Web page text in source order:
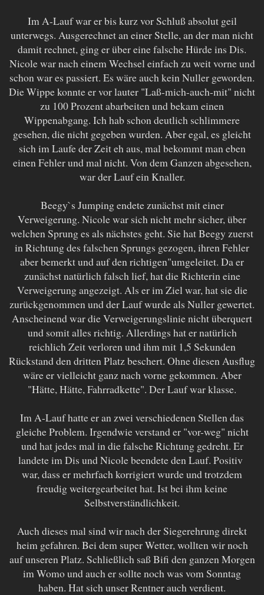
Im A-Lauf war er bis kurz vor Schluß absolut geil
unterwegs. Ausgerechnet an einer Stelle, an der man nicht
damit rechnet, ging er über eine falsche Hürde ins Dis.
Nicole war nach einem Wechsel einfach zu weit vorne und
schon war es passiert. Es wäre auch kein Nuller geworden.
Die Wippe konnte er vor lauter "Laß-mich-auch-mit" nicht
zu 100 Prozent abarbeiten und bekam einen
Wippenabgang. Ich hab schon deutlich schlimmere
gesehen, die nicht gegeben wurden. Aber egal, es gleicht
sich im Laufe der Zeit eh aus, mal bekommt man eben
einen Fehler und mal nicht. Von dem Ganzen abgesehen,
war der Lauf ein Knaller.
Beegy`s Jumping endete zunächst mit einer
Verweigerung. Nicole war sich nicht mehr sicher, über
welchen Sprung es als nächstes geht. Sie hat Beegy zuerst
in Richtung des falschen Sprungs gezogen, ihren Fehler
aber bemerkt und auf den richtigen"umgeleitet. Da er
zunächst natürlich falsch lief, hat die Richterin eine
Verweigerung angezeigt. Als er im Ziel war, hat sie die
zurückgenommen und der Lauf wurde als Nuller gewertet.
Anscheinend war die Verweigerungslinie nicht überquert
und somit alles richtig. Allerdings hat er natürlich
reichlich Zeit verloren und ihm mit 1,5 Sekunden
Rückstand den dritten Platz beschert. Ohne diesen Ausflug
wäre er vielleicht ganz nach vorne gekommen. Aber
"Hätte, Hätte, Fahrradkette". Der Lauf war klasse.
Im A-Lauf hatte er an zwei verschiedenen Stellen das
gleiche Problem. Irgendwie verstand er "vor-weg" nicht
und hat jedes mal in die falsche Richtung gedreht. Er
landete im Dis und Nicole beendete den Lauf. Positiv
war, dass er mehrfach korrigiert wurde und trotzdem
freudig weitergearbeitet hat. Ist bei ihm keine
Selbstverständlichkeit.
Auch dieses mal sind wir nach der Siegerehrung direkt
heim gefahren. Bei dem super Wetter, wollten wir noch
auf unseren Platz. Schließlich saß Bifi den ganzen Morgen
im Womo und auch er sollte noch was vom Sonntag
haben. Hat sich unser Rentner auch verdient.